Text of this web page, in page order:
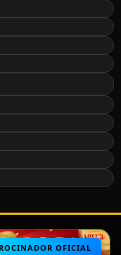
OFICIAL